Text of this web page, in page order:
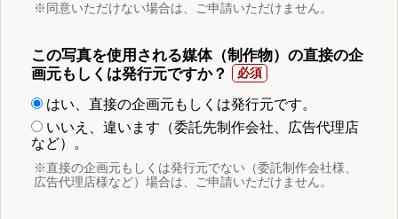
※同意いただけない場合は、ご申請いただけません。
この写真を使用される媒体（制作物）の直接の企
画元もしくは発行元ですか？
はい、直接の企画元もしくは発行元です。
いいえ、違います（委託先制作会社、広告代理店
など）。
※直接の企画元もしくは発行元でない（委託制作会社様、
広告代理店様など）場合は、ご申請いただけません。